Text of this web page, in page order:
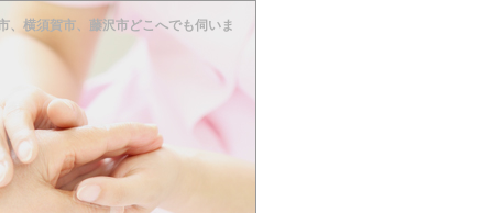
、横須賀市、藤沢市どこへでも伺いま